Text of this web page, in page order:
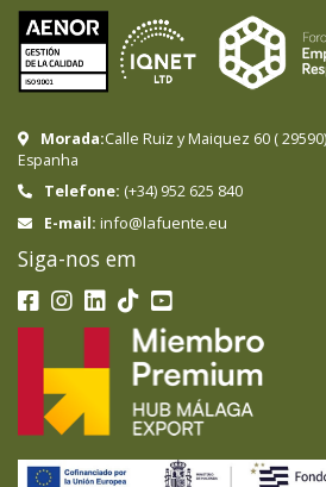
Morada:Calle Ruiz y Maiquez 60 (29590)
Espanha
Telefone: (+34) 952 625 840
E-mail: info@lafuente.eu
Siga-nos em